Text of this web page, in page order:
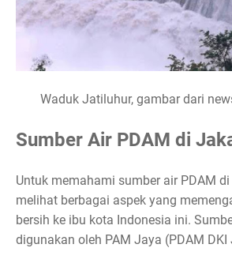
Waduk Jatiluhur, gambar dari
Sumber Air PDAM di
Untuk memahami sumber air PDAM
melihat berbagai aspek yang
bersih ke ibu kota Indonesia ini.
digunakan oleh PAM Jaya (PDAM